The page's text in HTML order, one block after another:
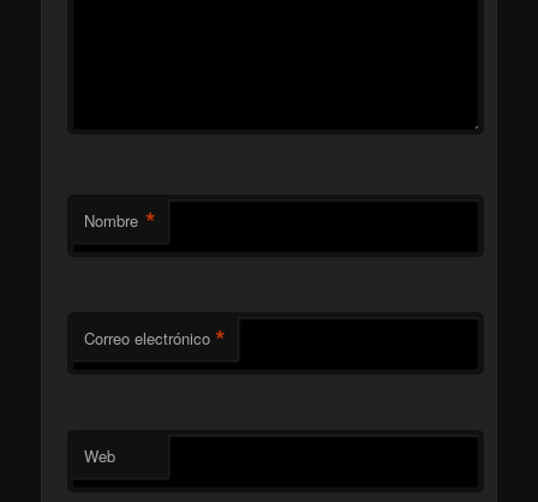
Nombre *
Correo electrónico *
Web